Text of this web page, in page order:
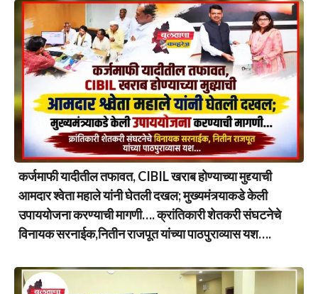
कर्जमाफी यादीतील तफावत, CIBIL खराब होण्याच्या मुद्द्याची
आमदार श्वेता महाले यांनी घेतली दखल; मुख्यमंत्र्याकडे केली
उपाययोजना करण्याची मागणी…. क्रांतिकारी शेतकरी संघटनेचे
विनायक सरनाईक,नितीन राजपूत यांच्या पाठपुराव्यास यश….